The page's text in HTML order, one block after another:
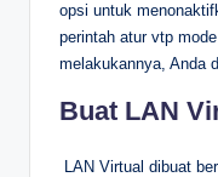
opsi untuk
perintah atur vtp
melakukannya, Anda
Buat LAN
LAN Virtual dibuat